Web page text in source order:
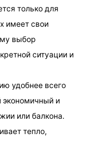
только для
имеет свои
выбор
ситуации и
удобнее всего
экономичный и
или балкона.
тепло,